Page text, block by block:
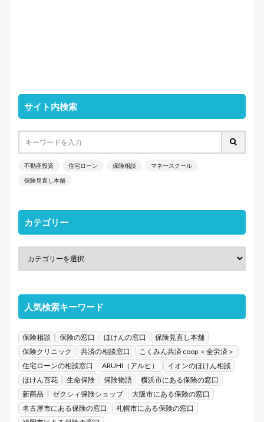
サイト内検索
不動産投資 住宅ローン 保険相談 マネースクール
保険見直し本舗
カテゴリー
人気検索キーワード
保険相談 保険の窓口 ほけんの窓口
保険見直し本舗
保険クリニック
共済の相談窓口
こくみん共済 coop ＜全労済＞
住宅ローンの相談窓口
ARUHI（アルヒ）
イオンのほけん相談
ほけん百花
生命保険 保険物語
横浜市にある保険の窓口
新商品
ゼクシィ保険ショップ
大阪市にある保険の窓口
名古屋市にある保険の窓口
札幌市にある保険の窓口